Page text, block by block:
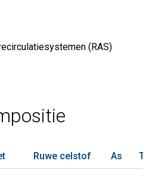
(RAS)
Ruwe celstof As